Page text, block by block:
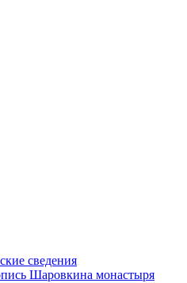
сведения
Шаровкина монастыря